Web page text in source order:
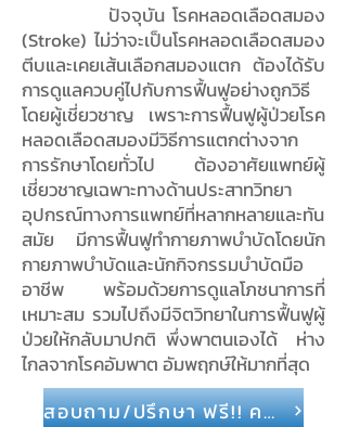
ปัจจุบัน โรคหลอดเลือดสมอง
(Stroke) ไม่ว่าจะเป็นโรคหลอดเลือดสมอง
ตีบและเคยเส้นเลือกสมองแตก ต้องได้รับ
การดูแลควบคู่ไปกับการฟื้นฟูอย่างถูกวิธี
โดยผู้เชี่ยวชาญ เพราะการฟื้นฟูผู้ป่วยโรค
หลอดเลือดสมองมีวิธีการแตกต่างจาก
การรักษาโดยทั่วไป ต้องอาศัยแพทย์ผู้
เชี่ยวชาญเฉพาะทางด้านประสาทวิทยา
อุปกรณ์ทางการแพทย์ที่หลากหลายและทัน
สมัย มีการฟื้นฟูทำกายภาพบำบัดโดยนัก
กายภาพบำบัดและนักกิจกรรมบำบัดมือ
อาชีพ พร้อมด้วยการดูแลโภชนาการที่
เหมาะสม รวมไปถึงมีจิตวิทยาในการฟื้นฟูผู้
ป่วยให้กลับมาปกติ พึ่งพาตนเองได้ ห่าง
ไกลจากโรคอัมพาต อัมพฤกษ์ให้มากที่สุด
สอบถาม/ปรึกษา ฟรี!! คลิกเลย